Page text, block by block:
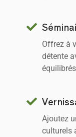
Offrez à
détente
Ajoutez
culturels